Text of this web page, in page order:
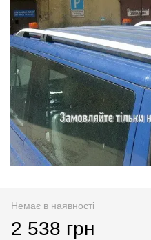
Немає в наявності
2 538 грн